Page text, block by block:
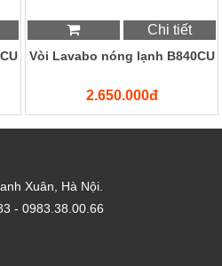
Chi tiết
Vòi Lavabo nóng lạnh B840CU
2.650.000đ
Xuân, Hà Nội.
- 0983.38.00.66